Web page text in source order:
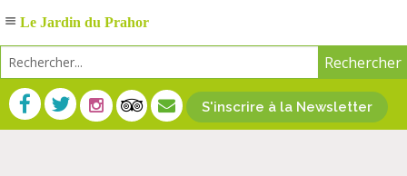
S'inscrire à la Newsletter
Le Jardin du Prahor